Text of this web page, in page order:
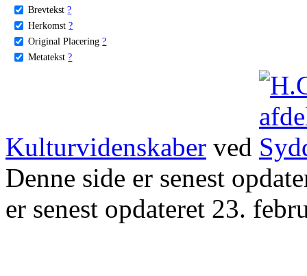
Brevtekst ?
Herkomst ?
Original Placering ?
Metatekst ?
Kulturvidenskaber ved
Denne side er senest
er senest opdateret 23.